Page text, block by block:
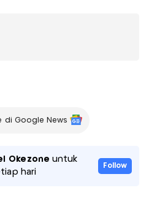
di Google News
Okezone untuk
hari
Follow